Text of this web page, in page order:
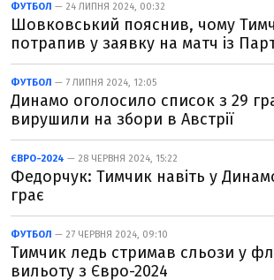
ФУТБОЛ — 24 ЛИПНЯ 2024, 00:32
Шовковський пояснив, чому
потрапив у заявку на матч із
ФУТБОЛ — 7 ЛИПНЯ 2024, 12:05
Динамо оголосило список з 29
вирушили на збори в Австрії
ЄВРО-2024 — 28 ЧЕРВНЯ 2024, 15:22
Федорчук: Тимчик навіть у
грає
ФУТБОЛ — 27 ЧЕРВНЯ 2024, 09:10
Тимчик ледь стримав сльози у
вильоту з Євро-2024